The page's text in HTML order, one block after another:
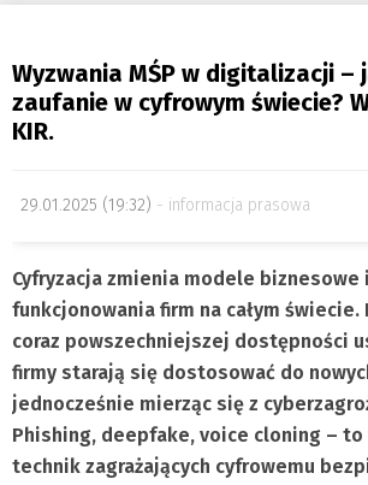
Wyzwania MŚP w digitalizacji –
zaufanie w cyfrowym świecie?
KIR.
29.01.2025 (19:32) informacja prasowa
Cyfryzacja zmienia modele biznesowe
funkcjonowania firm na całym
coraz powszechniejszej dostępności
firmy starają się dostosować do
jednocześnie mierząc się z
Phishing, deepfake, voice cloning –
technik zagrażających cyfrowemu